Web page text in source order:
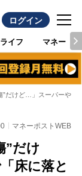
ログイン
ライフ マネー
”だけど…」スーパーや
マネーポストWEB
”だけ
床に落と